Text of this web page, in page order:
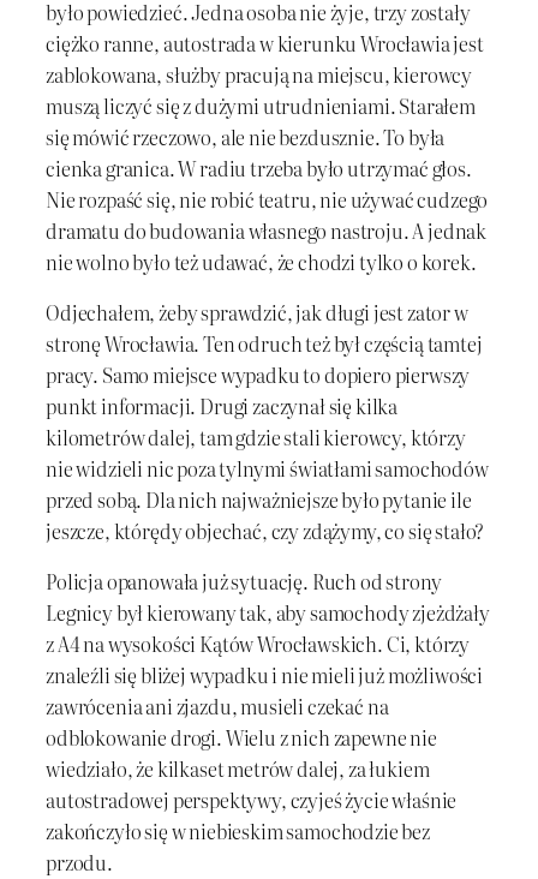
było powiedzieć. Jedna osoba nie żyje, trzy zostały
ciężko ranne, autostrada w kierunku Wrocławia jest
zablokowana, służby pracują na miejscu, kierowcy
muszą liczyć się z dużymi utrudnieniami. Starałem
się mówić rzeczowo, ale nie bezdusznie. To była
cienka granica. W radiu trzeba było utrzymać głos.
Nie rozpaść się, nie robić teatru, nie używać cudzego
dramatu do budowania własnego nastroju. A jednak
nie wolno było też udawać, że chodzi tylko o korek.
Odjechałem, żeby sprawdzić, jak długi jest zator w
stronę Wrocławia. Ten odruch też był częścią tamtej
pracy. Samo miejsce wypadku to dopiero pierwszy
punkt informacji. Drugi zaczynał się kilka
kilometrów dalej, tam gdzie stali kierowcy, którzy
nie widzieli nic poza tylnymi światłami samochodów
przed sobą. Dla nich najważniejsze było pytanie ile
jeszcze, którędy objechać, czy zdążymy, co się stało?
Policja opanowała już sytuację. Ruch od strony
Legnicy był kierowany tak, aby samochody zjeżdżały
z A4 na wysokości Kątów Wrocławskich. Ci, którzy
znaleźli się bliżej wypadku i nie mieli już możliwości
zawrócenia ani zjazdu, musieli czekać na
odblokowanie drogi. Wielu z nich zapewne nie
wiedziało, że kilkaset metrów dalej, za łukiem
autostradowej perspektywy, czyjeś życie właśnie
zakończyło się w niebieskim samochodzie bez
przodu.